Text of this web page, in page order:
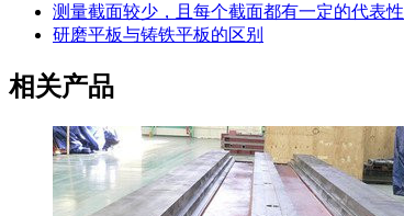
测量截面较少，且每个截面都有一定的代表性
研磨平板与铸铁平板的区别
相关产品